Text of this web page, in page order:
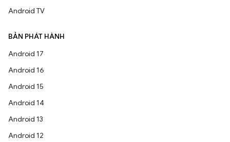
Android TV
BẢN PHÁT HÀNH
Android 17
Android 16
Android 15
Android 14
Android 13
Android 12